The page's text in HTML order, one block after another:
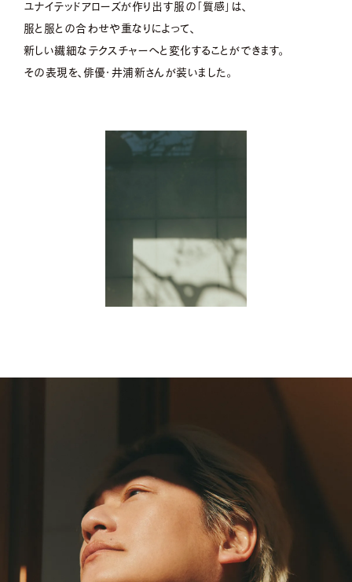
ユナイテッドアローズが作り出す服の「質感」は、
服と服との合わせや重なりによって、
新しい繊細なテクスチャーへと変化することができます。
その表現を、俳優・井浦新さんが装いました。